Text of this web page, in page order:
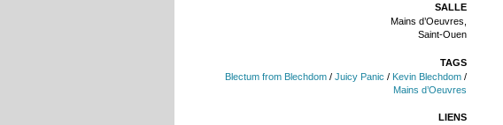
SALLE
Mains d’Oeuvres,
Saint-Ouen
TAGS
Blectum from Blechdom / Juicy Panic / Kevin Blechdom /
Mains d’Oeuvres
LIENS